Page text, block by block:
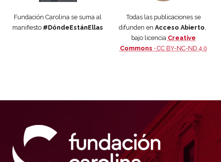
Fundación Carolina se suma al
manifiesto #DóndeEstánEllas
Todas las publicaciones se
difunden en Acceso Abierto,
bajo licencia Creative
Commons · CC BY-NC-ND 4.0